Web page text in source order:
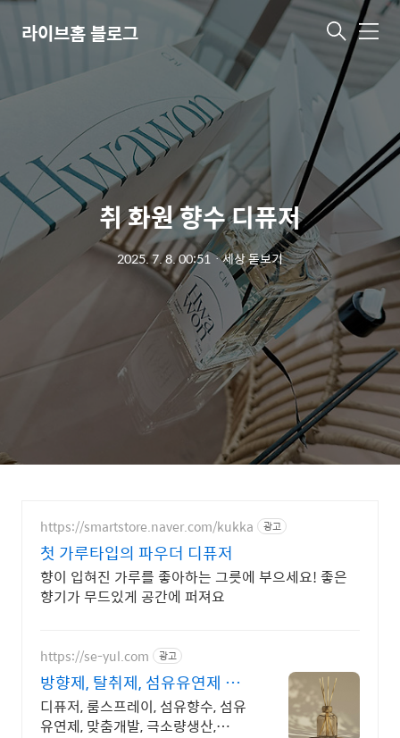
라이브홈 블로그 메
취 화원 향수 디퓨저
2025. 7. 8. 00:51ㆍ세상 돋보기
https://smartstore.naver.com/kukka 광고
첫 가루타입의 파우더 디퓨저
향이 입혀진 가루를 좋아하는 그릇에 부으세요! 좋은
향기가 무드있게 공간에 퍼져요
https://se-yul.com 광고
방향제, 탈취제, 섬유유연제 맞
춤개발, 극소량 맞춤생산
디퓨저, 룸스프레이, 섬유향수, 섬유
유연제, 맞춤개발, 극소량생산,